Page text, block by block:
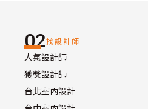
02找設計師
人氣設計師
獲獎設計師
台北室內設計